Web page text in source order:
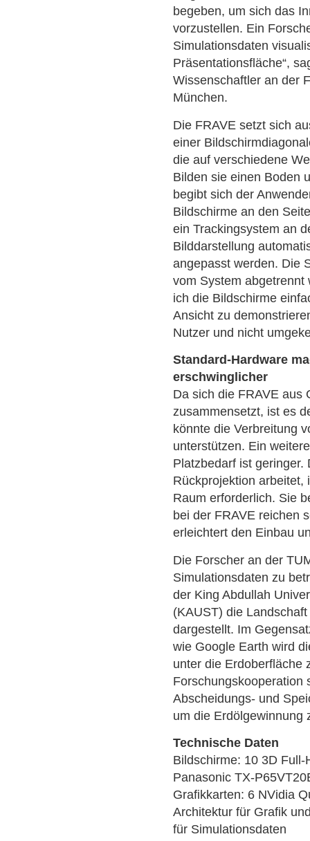
begeben, um sich das
vorzustellen. Ein
Simulationsdaten
Präsentationsfläche“,
Wissenschaftler an der
München.
Die FRAVE setzt sich
einer
die auf verschiedene
Bilden sie einen Boden
begibt sich der
Bildschirme an den
ein Trackingsystem an
Bilddarstellung
angepasst werden. Die
vom System abgetrennt
ich die Bildschirme
Ansicht zu
Nutzer und nicht
Standard-Hardware
erschwinglicher
Da sich die FRAVE aus
zusammensetzt, ist es
könnte die Verbreitung
unterstützen. Ein
Platzbedarf ist geringer.
Rückprojektion arbeitet,
Raum erforderlich. Sie
bei der FRAVE reichen
erleichtert den Einbau
Die Forscher an der
Simulationsdaten zu
der King Abdullah
(KAUST) die
dargestellt. Im
wie Google Earth wird
unter die Erdoberfläche
Forschungskooperation
Abscheidungs- und
um die Erdölgewinnung
Technische Daten
Bildschirme: 10 3D
Panasonic TX-
Grafikkarten: 6 NVidia
Architektur für Grafik
für Simulationsdaten